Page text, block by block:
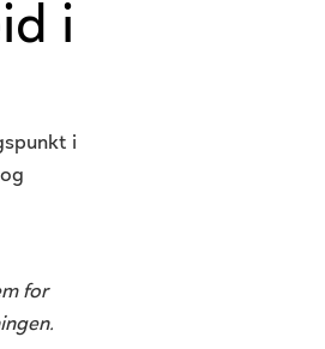
i
i
for